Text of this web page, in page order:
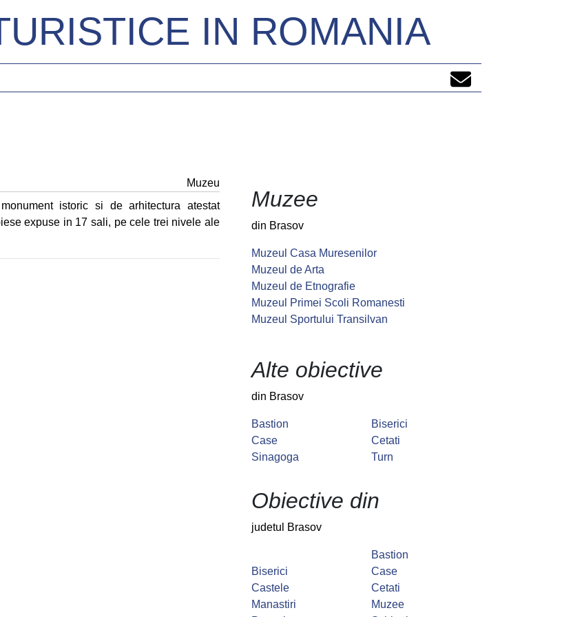
IN ROMANIA
Muzeu
istoric si de arhitectura atestat
expuse in 17 sali, pe cele trei nivele ale
Muzee
din Brasov
Muzeul Casa Muresenilor
Muzeul de Arta
Muzeul de Etnografie
Muzeul Primei Scoli Romanesti
Muzeul Sportului Transilvan
Alte obiective
din Brasov
Bastion
Biserici
Case
Cetati
Sinagoga
Turn
Obiective din
judetul Brasov
Bastion
Biserici
Case
Castele
Cetati
Manastiri
Muzee